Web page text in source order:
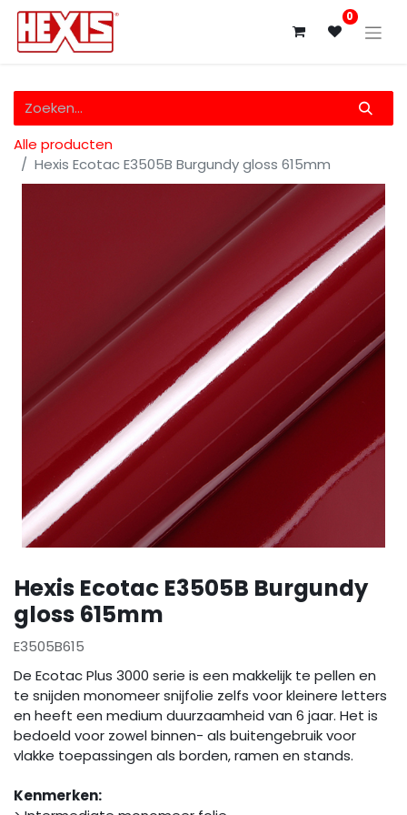
0
Alle producten
Hexis Ecotac E3505B Burgundy gloss 615mm
Hexis Ecotac E3505B Burgundy
gloss 615mm
E3505B615
De Ecotac Plus 3000 serie is een makkelijk te pellen en
te snijden monomeer snijfolie zelfs voor kleinere letters
en heeft een medium duurzaamheid van 6 jaar. Het is
bedoeld voor zowel binnen- als buitengebruik voor
vlakke toepassingen als borden, ramen en stands.
Kenmerken: